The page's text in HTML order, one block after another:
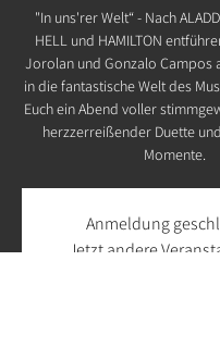
"In uns'rer Welt“ - Nach
HELL und HAMILTON
Jorolan und Gonzalo Campos
in die fantastische Welt des
Euch ein Abend voller
herzzerreißender Duette
Momente.
Anmeldung
Jetzt andere